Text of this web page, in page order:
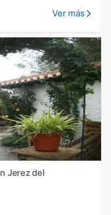
Ver más
Jerez del